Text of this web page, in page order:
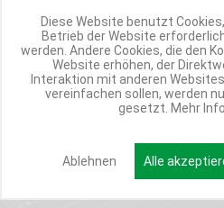
Verpasse nie wieder exklusive
E-MAIL*
Diese Website benutzt
Betrieb der Website
werden. Andere Cookies, die den
Website erhöhen, der
Interaktion mit anderen
vereinfachen sollen, werden
gesetzt. Mehr
Ablehnen Alle